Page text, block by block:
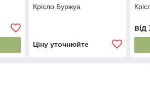
Крісло Буржуа
Ціну уточнюйте
від